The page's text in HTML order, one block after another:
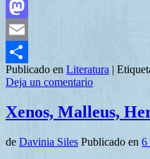
Facebook
Mastodon
Email
Compartir
Publicado en Literatura |
Deja un comentario
Xenos, Malleus,
de Davinia Siles Publicado en 6